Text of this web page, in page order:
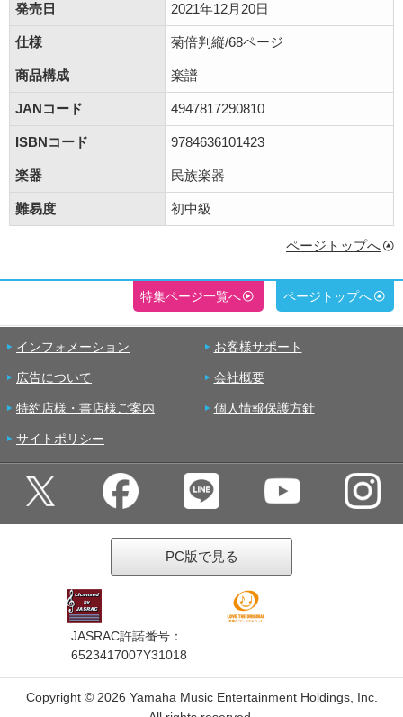
発売日 2021年12月20日
仕様 菊倍判縦/68ページ
商品構成 楽譜
JANコード 4947817290810
ISBNコード 9784636101423
楽器 民族楽器
難易度 初中級
ページトップへ
特集ページ一覧へ ページトップへ
インフォメーション お客様サポート
広告について 会社概要
特約店様・書店様ご案内 個人情報保護方針
サイトポリシー
PC版で見る
JASRAC許諾番号：
6523417007Y31018
Copyright © 2026 Yamaha Music Entertainment Holdings, Inc.